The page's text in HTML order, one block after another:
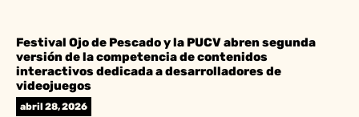
Festival Ojo de Pescado y la PUCV abren segunda
versión de la competencia de contenidos
interactivos dedicada a desarrolladores de
videojuegos
abril 28, 2026